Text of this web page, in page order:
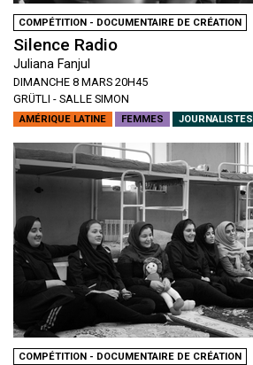
COMPÉTITION - DOCUMENTAIRE DE CRÉATION
Silence Radio
Juliana Fanjul
DIMANCHE 8 MARS 20H45
GRÜTLI - SALLE SIMON
AMÉRIQUE LATINE FEMMES JOURNALISTES
COMPÉTITION - DOCUMENTAIRE DE CRÉATION